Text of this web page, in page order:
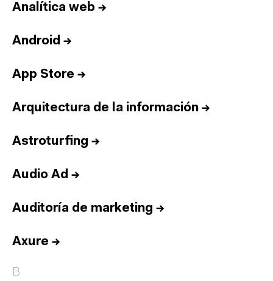
Analítica web →
Android →
App Store →
Arquitectura de la información →
Astroturfing →
Audio Ad →
Auditoría de marketing →
Axure →
B